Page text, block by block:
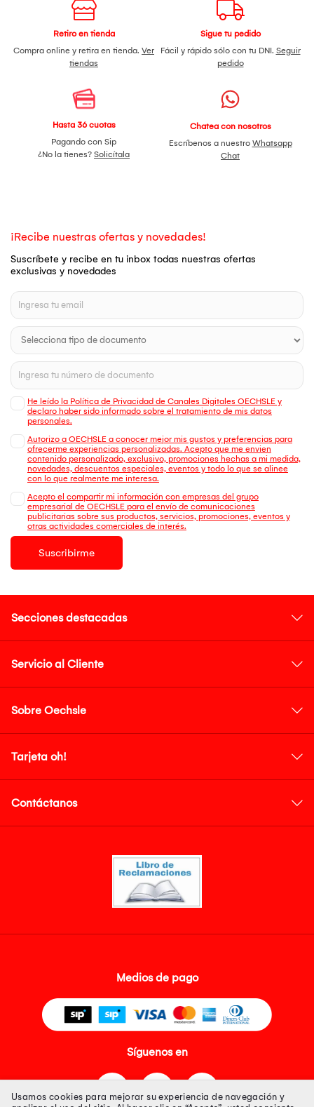
Retiro en tienda
Compra online y retira en tienda. Ver
tiendas
Sigue tu pedido
Fácil y rápido sólo con tu DNI. Seguir
pedido
Hasta 36 cuotas
Pagando con Sip
¿No la tienes? Solicítala
Chatea con nosotros
Escríbenos a nuestro Whatsapp
Chat
¡Recibe nuestras ofertas y novedades!
Suscríbete y recibe en tu inbox todas nuestras ofertas
exclusivas y novedades
He leído la Política de Privacidad de Canales Digitales OECHSLE y
declaro haber sido informado sobre el tratamiento de mis datos
personales.
Autorizo a OECHSLE a conocer mejor mis gustos y preferencias para
ofrecerme experiencias personalizadas. Acepto que me envien
contenido personalizado, exclusivo, promociones hechas a mi medida,
novedades, descuentos especiales, eventos y todo lo que se alinee
con lo que realmente me interesa.
Acepto el compartir mi información con empresas del grupo
empresarial de OECHSLE para el envío de comunicaciones
publicitarias sobre sus productos, servicios, promociones, eventos y
otras actividades comerciales de interés.
Suscribirme
Secciones destacadas
Servicio al Cliente
Sobre Oechsle
Tarjeta oh!
Contáctanos
Medios de pago
Síguenos en
Usamos cookies para mejorar su experiencia de navegación y